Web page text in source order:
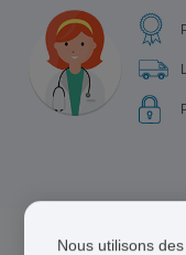
Nous utilisons